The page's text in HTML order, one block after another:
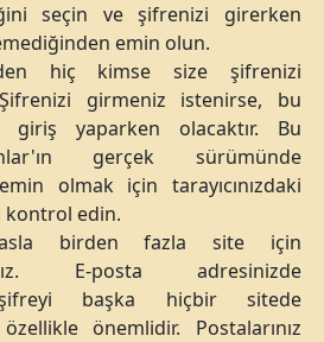
seçin ve şifrenizi girerken
emin olun.
hiç kimse size şifrenizi
Şifrenizi girmeniz istenirse, bu
giriş yaparken olacaktır. Bu
gerçek sürümünde
olmak için tarayıcınızdaki
kontrol edin.
birden fazla site için
E-posta adresinizde
şifreyi başka hiçbir sitede
önemlidir. Postalarınız